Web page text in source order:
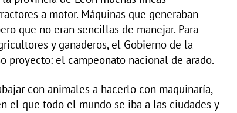
a motor. Máquinas que generaban
que no eran sencillas de manejar. Para
y ganaderos, el Gobierno de la
proyecto: el campeonato nacional de arado.
con animales a hacerlo con maquinaría,
el que todo el mundo se iba a las ciudades y